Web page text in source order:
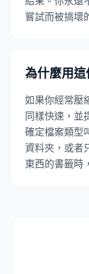
嘗試而被搞壞
為什麼用
如果你經常壓
同樣快速，並
確定檔案類型
資料夾，或者
東西的書籤時